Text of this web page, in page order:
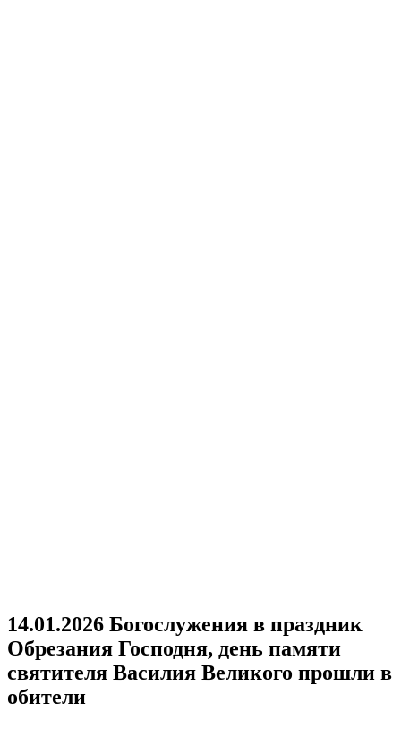
14.01.2026 Богослужения в праздник
Обрезания Господня, день памяти
святителя Василия Великого прошли в
обители